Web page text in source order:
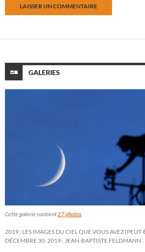
GALERIES
Cette galerie contient27 photos.
2019 : LES IMAGES DU CIEL QUE VOUS AVEZ
DÉCEMBRE 30, 2019 JEAN-BAPTISTE FELDMANN